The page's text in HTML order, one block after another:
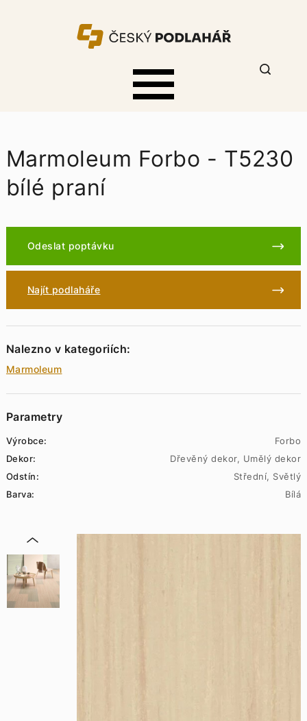
Marmoleum Forbo - T5230
bílé praní
Odeslat poptávku
Najít podlaháře
Nalezno v kategoriích:
Marmoleum
Parametry
Výrobce:
Forbo
Dekor:
Dřevěný dekor, Umělý dekor
Odstín:
Střední, Světlý
Barva:
Bílá